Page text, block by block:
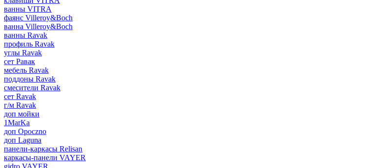
ванны VITRA
фаянс Villeroy&Boch
ванна Villeroy&Boch
ванны Ravak
профиль Ravak
углы Ravak
сет Равак
мебель Ravak
поддоны Ravak
смесители Ravak
сет Ravak
г/м Ravak
доп мойки
1MarKa
доп Opoczno
доп Laguna
панели-каркасы Relisan
каркасы-панели VAYER
gidro VAYER